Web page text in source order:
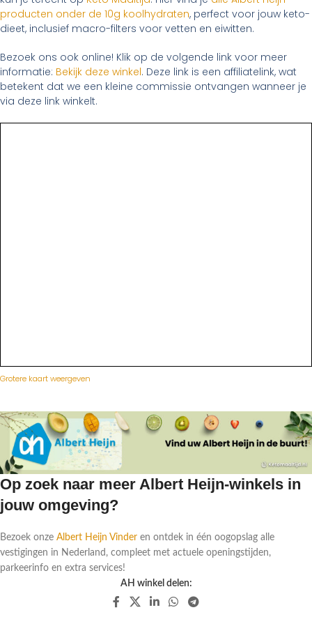
producten onder de 10g koolhydraten, perfect voor jouw keto-
dieet, inclusief macro-filters voor vetten en eiwitten.
Bezoek ons ook online! Klik op de volgende link voor meer
informatie: Bekijk deze winkel. Deze link is een affiliatelink, wat
betekent dat we een kleine commissie ontvangen wanneer je
via deze link winkelt.
Grotere kaart weergeven
Op zoek naar meer Albert Heijn-winkels in
jouw omgeving?
Bezoek onze Albert Heijn Vinder en ontdek in één oogopslag alle
vestigingen in Nederland, compleet met actuele openingstijden,
parkeerinfo en extra services!
AH winkel delen: